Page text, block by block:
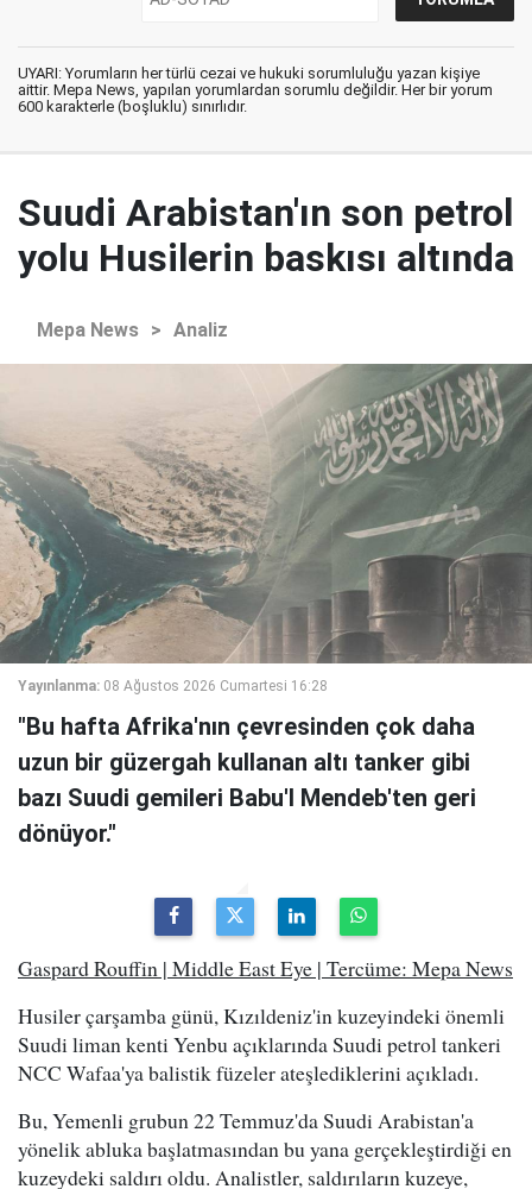
UYARI: Yorumların her türlü cezai ve hukuki sorumluluğu yazan kişiye
aittir. Mepa News, yapılan yorumlardan sorumlu değildir. Her bir yorum
600 karakterle (boşluklu) sınırlıdır.
Suudi Arabistan'ın son petrol
yolu Husilerin baskısı altında
Mepa News > Analiz
Yayınlanma: 08 Ağustos 2026 Cumartesi 16:28
"Bu hafta Afrika'nın çevresinden çok daha
uzun bir güzergah kullanan altı tanker gibi
bazı Suudi gemileri Babu'l Mendeb'ten geri
dönüyor."
Gaspard Rouffin | Middle East Eye | Tercüme: Mepa News
Husiler çarşamba günü, Kızıldeniz'in kuzeyindeki önemli
Suudi liman kenti Yenbu açıklarında Suudi petrol tankeri
NCC Wafaa'ya balistik füzeler ateşlediklerini açıkladı.
Bu, Yemenli grubun 22 Temmuz'da Suudi Arabistan'a
yönelik abluka başlatmasından bu yana gerçekleştirdiği en
kuzeydeki saldırı oldu. Analistler, saldırıların kuzeye,